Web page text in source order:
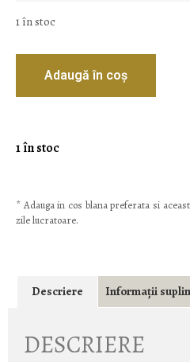
1 în stoc
Adaugă în coș
1 în stoc
* Adauga in cos blana preferata si
zile lucratoare.
Descriere Informații
DESCRIERE